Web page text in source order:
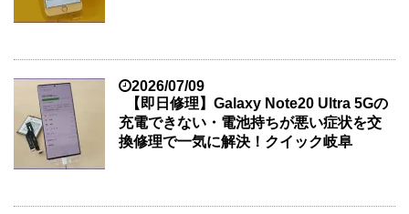
2026/07/09
【即日修理】Galaxy Note20 Ultra 5Gの
充電できない・電池持ちが悪い症状を交
換修理で一気に解決！クイック岐阜